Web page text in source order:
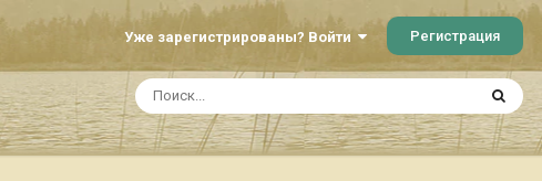
Уже зарегистрированы? Войти Регистрация